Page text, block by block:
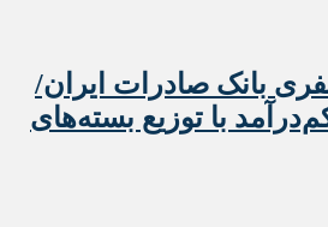
هزار نفری بانک صادرات ایران/
با توزیع بسته‌های